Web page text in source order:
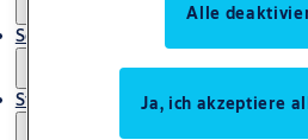
Service & Downloads
Stories
Alle
Ja, ich akzeptiere